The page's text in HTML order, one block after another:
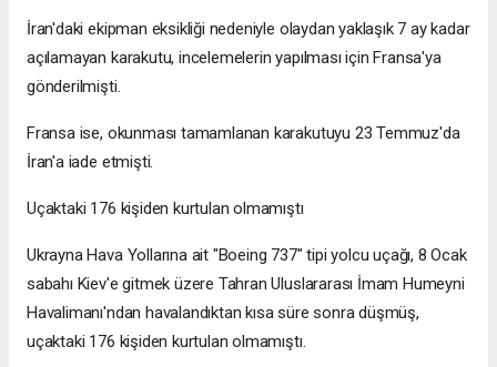
İran'daki ekipman eksikliği nedeniyle olaydan yaklaşık 7 ay kadar
açılamayan karakutu, incelemelerin yapılması için Fransa'ya
gönderilmişti.
Fransa ise, okunması tamamlanan karakutuyu 23 Temmuz'da
İran'a iade etmişti.
Uçaktaki 176 kişiden kurtulan olmamıştı
Ukrayna Hava Yollarına ait "Boeing 737" tipi yolcu uçağı, 8 Ocak
sabahı Kiev'e gitmek üzere Tahran Uluslararası İmam Humeyni
Havalimanı'ndan havalandıktan kısa süre sonra düşmüş,
uçaktaki 176 kişiden kurtulan olmamıştı.